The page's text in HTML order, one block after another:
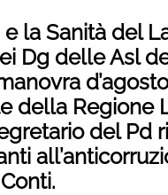
la Sanità del
Dg delle Asl
della Regione
del Pd